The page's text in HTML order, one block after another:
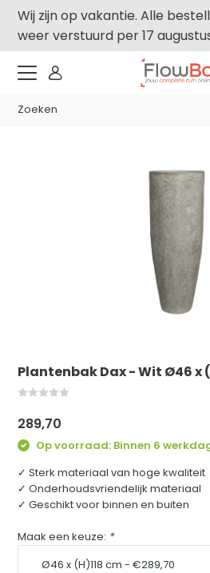
Wij zijn op vakantie. Alle
weer verstuurd per 17
Plantenbak Dax - Wit Ø46 x
289,70
Op voorraad: Binnen 6
✓ Sterk materiaal van hoge kwaliteit
✓ Onderhoudsvriendelijk materiaal
✓ Geschikt voor binnen en buiten
Maak een keuze: *